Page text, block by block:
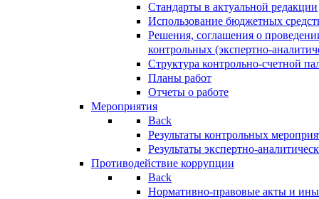
Стандарты в актуальной редакции
Использование бюджетных
Решения, соглашения о
контрольных (экспертно-
Структура контрольно-счетной
Планы работ
Отчеты о работе
Мероприятия
Back
Результаты контрольных
Результаты экспертно-
Противодействие коррупции
Back
Нормативно-правовые акты и